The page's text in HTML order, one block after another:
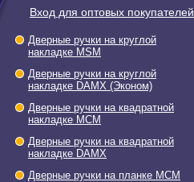
Вход для оптовых покупателей
Дверные ручки на круглой
накладке МSМ
Дверные ручки на круглой
накладке DAMX (Эконом)
Дверные ручки на квадратной
накладке МСМ
Дверные ручки на квадратной
накладке DAMX
Дверные ручки на планке МСМ